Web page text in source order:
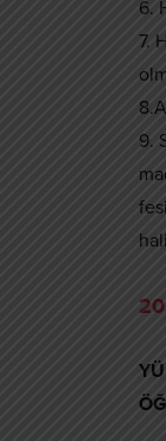
6.
7.
9.